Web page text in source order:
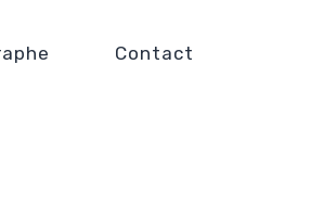
Contact